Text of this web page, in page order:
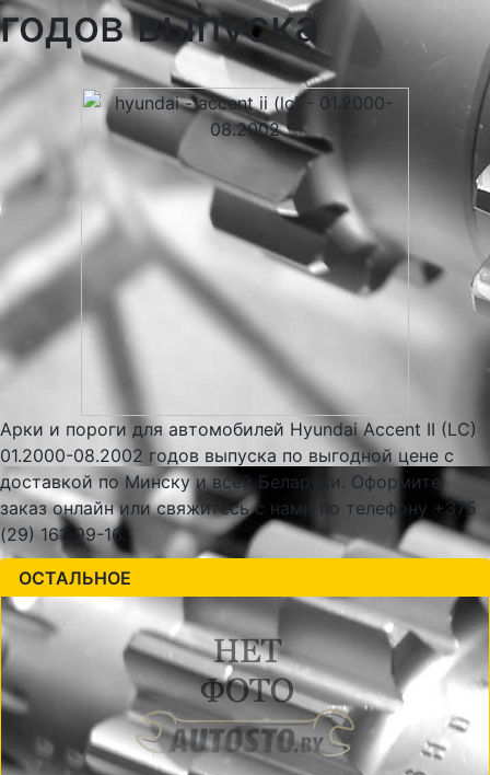
годов выпуска
Арки и пороги для автомобилей Hyundai Accent II (LC)
01.2000-08.2002 годов выпуска по выгодной цене с
доставкой по Минску и всей Беларуси. Оформите
заказ онлайн или свяжитесь с нами по телефону +375
(29) 161-99-16.
ОСТАЛЬНОЕ